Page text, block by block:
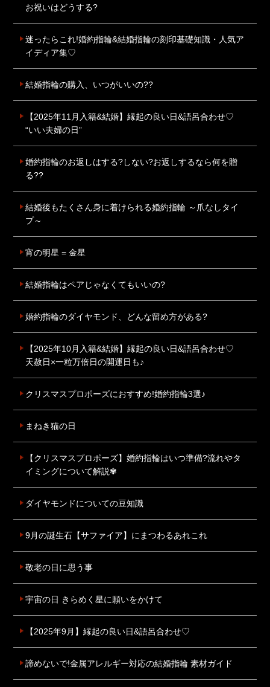
お祝いはどうする?
迷ったらこれ!婚約指輪&結婚指輪の刻印基礎知識・人気ア
イディア集♡
結婚指輪の購入、いつがいいの??
【2025年11月入籍&結婚】縁起の良い日&語呂合わせ♡
“いい夫婦の日”
婚約指輪のお返しはする?しない?お返しするなら何を贈
る??
結婚後もたくさん身に着けられる婚約指輪 ～爪なしタイ
プ～
宵の明星 = 金星
結婚指輪はペアじゃなくてもいいの?
婚約指輪のダイヤモンド、どんな留め方がある?
【2025年10月入籍&結婚】縁起の良い日&語呂合わせ♡
天赦日×一粒万倍日の開運日も♪
クリスマスプロポーズにおすすめ!婚約指輪3選♪
まねき猫の日
【クリスマスプロポーズ】婚約指輪はいつ準備?流れやタ
イミングについて解説✾
ダイヤモンドについての豆知識
9月の誕生石【サファイア】にまつわるあれこれ
敬老の日に思う事
宇宙の日 きらめく星に願いをかけて
【2025年9月】縁起の良い日&語呂合わせ♡
諦めないで!金属アレルギー対応の結婚指輪 素材ガイド